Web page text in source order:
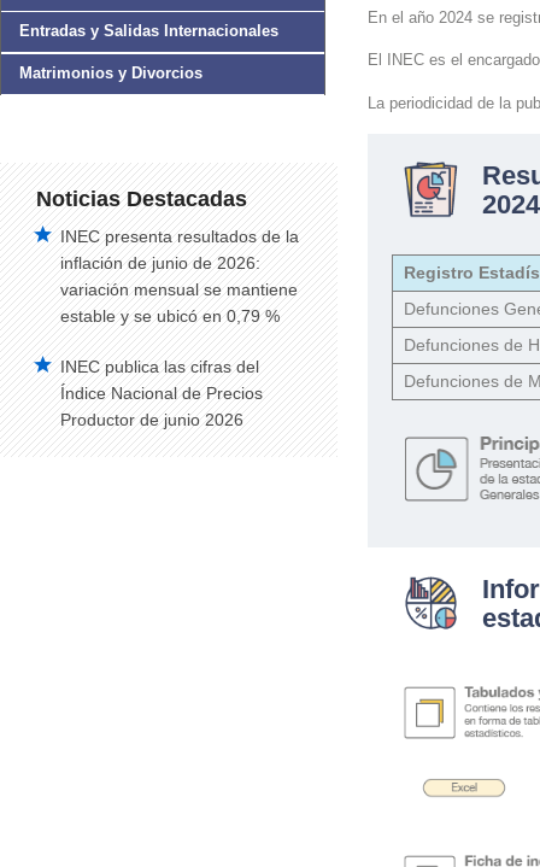
Entradas y Salidas Internacionales
Matrimonios y Divorcios
Noticias Destacadas
INEC presenta resultados de la
inflación de junio de 2026:
variación mensual se mantiene
estable y se ubicó en 0,79 %
INEC publica las cifras del
Índice Nacional de Precios
Productor de junio 2026
En el año 2024 se
El INEC es el
La periodicidad de la
2024
Registro
Defunciones
Defunciones de
Defunciones de